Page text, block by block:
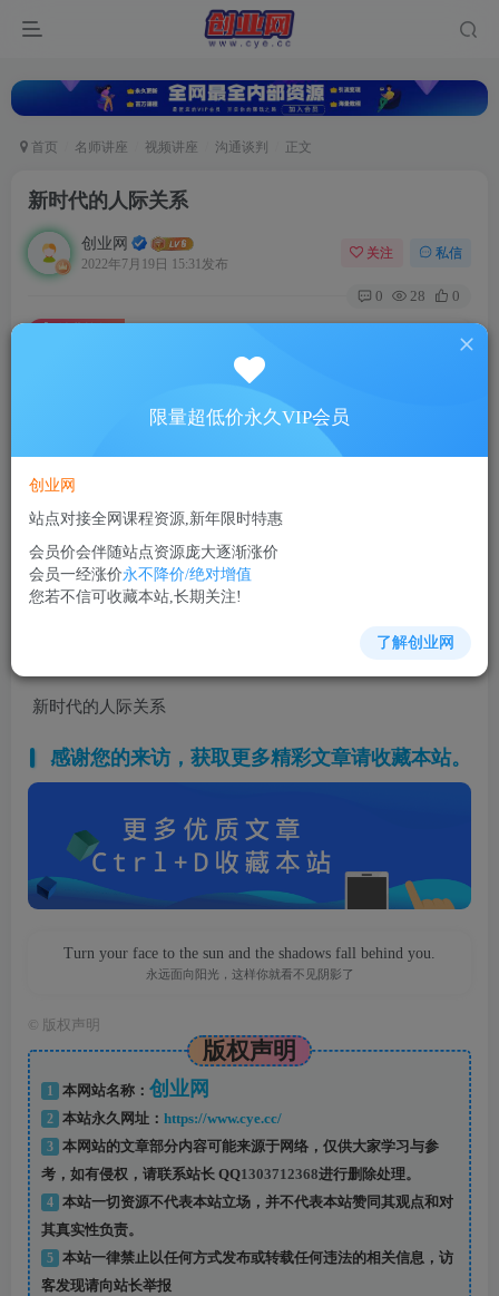
首页 名师讲座 视频讲座 沟通谈判 正文
新时代的人际关系
创业网
2022年7月19日 15:31发布
关注 私信
0 28 0
此内容为付费资源，请付费后查看
5
超级会员
立即购买
您当前未登录！建议登陆后购买，可保存购买订单
新时代的人际关系
感谢您的来访，获取更多精彩文章请收藏本站。
Turn your face to the sun and the shadows fall behind you.
永远面向阳光，这样你就看不见阴影了
版权声明
版权声明
1 本网站名称： 创业网
2 本站永久网址： https://www.cye.cc/
3
本网站的文章部分内容可能来源于网络，仅供大家学习与参
考，如有侵权，请联系站长 QQ1303712368进行删除处理。
4
本站一切资源不代表本站立场，并不代表本站赞同其观点和对
其真实性负责。
5
本站一律禁止以任何方式发布或转载任何违法的相关信息，访
客发现请向站长举报
限量超低价永久VIP会员
创业网
站点对接全网课程资源,新年限时特惠
会员价会伴随站点资源庞大逐渐涨价
会员一经涨价永不降价/绝对增值
您若不信可收藏本站,长期关注!
了解创业网